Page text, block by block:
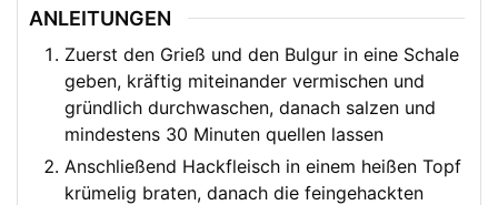
ANLEITUNGEN
Zuerst den Grieß und den Bulgur in eine Schale
geben, kräftig miteinander vermischen und
gründlich durchwaschen, danach salzen und
mindestens 30 Minuten quellen lassen
Anschließend Hackfleisch in einem heißen Topf
krümelig braten, danach die feingehackten